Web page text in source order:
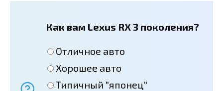
Как вам Lexus RX 3 поколения?
Отличное авто
Хорошее авто
Типичный "японец"